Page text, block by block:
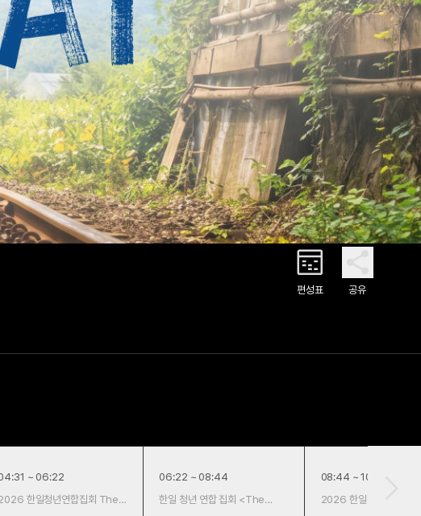
편성표 공유
~ 06:22
한일청년연합집회 The
06:22 ~ 08:44
한일 청년 연합 집회 <The
08:44 ~ 10:35
2026 한일청년연합집